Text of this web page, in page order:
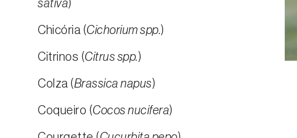
sativa)
Chicória (Cichorium spp.)
Citrinos (Citrus spp.)
Colza (Brassica napus)
Coqueiro (Cocos nucifera)